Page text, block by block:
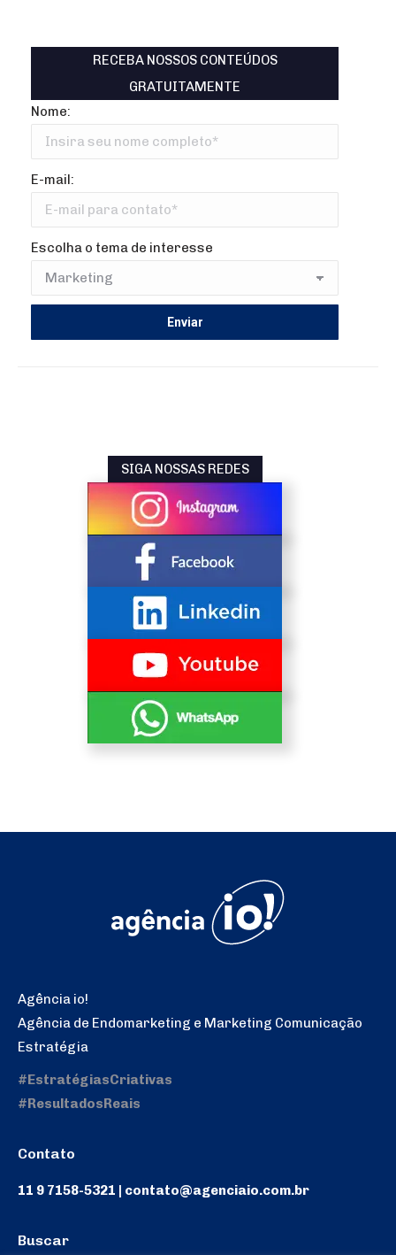
RECEBA NOSSOS CONTEÚDOS
GRATUITAMENTE
Nome:
E-mail:
Escolha o tema de interesse
SIGA NOSSAS REDES
Agência io!
Agência de Endomarketing e Marketing Comunicação
Estratégia
#EstratégiasCriativas
#ResultadosReais
Contato
11 9 7158-5321 | contato@agenciaio.com.br
Buscar